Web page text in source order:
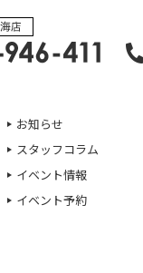
お知らせ
スタッフコラム
イベント情報
イベント予約